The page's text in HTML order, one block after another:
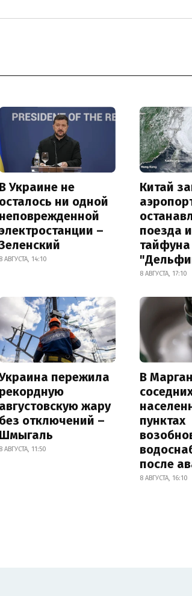
В Украине не
осталось ни одной
неповрежденной
–
8 АВГУСТА, 14:10
Китай
поезда
тайфуна
8 АВГУСТА, 17:10
пережила
рекордную
августовскую жару
без отключений –
Шмыгаль
8 АВГУСТА, 11:50
В
пунктах
после
8 АВГУСТА, 16:10